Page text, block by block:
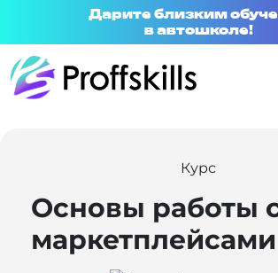
Дарите близким
в автошколе!
Курс
Основы работы
маркетплейсами